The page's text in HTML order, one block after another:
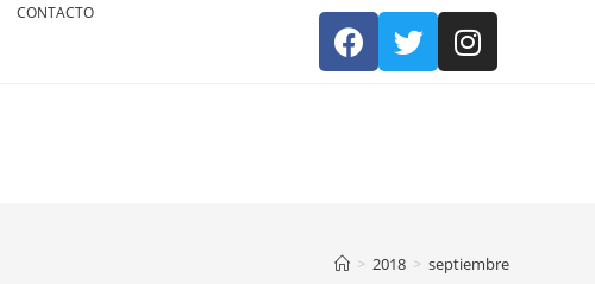
CONTACTO
> 2018 > septiembre